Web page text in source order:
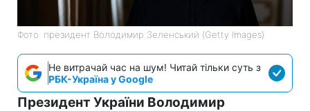
Фото: президент Володимир Зеленський (Getty Images)
Не витрачай час на шум! Читай тільки суть з
РБК-Україна у Google
Президент України Володимир